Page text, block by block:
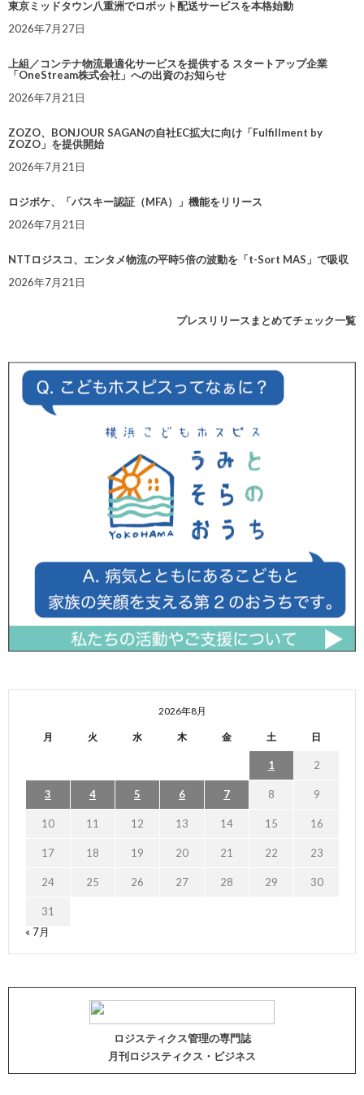
東京ミッドタウン八重洲でロボット配送サービスを本格始動
2026年7月27日
上組／コンテナ物流最適化サービスを提供する スタートアップ企業
「OneStream株式会社」への出資のお知らせ
2026年7月21日
ZOZO、BONJOUR SAGANの自社EC拡大に向け「Fulfillment by
ZOZO」を提供開始
2026年7月21日
ロジポケ、「パスキー認証（MFA）」機能をリリース
2026年7月21日
NTTロジスコ、エンタメ物流の平時5倍の波動を「t-Sort MAS」で吸収
2026年7月21日
プレスリリースまとめてチェック一覧
2026年8月
月 火 水 木 金 土 日
1 2
3 4 5 6 7 8 9
10 11 12 13 14 15 16
17 18 19 20 21 22 23
24 25 26 27 28 29 30
31
« 7月
ロジスティクス管理の専門誌
月刊ロジスティクス・ビジネス